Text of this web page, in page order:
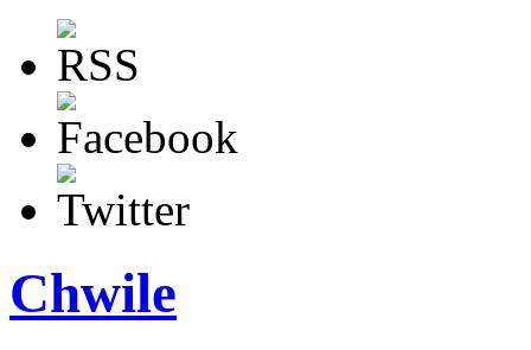
Chwile